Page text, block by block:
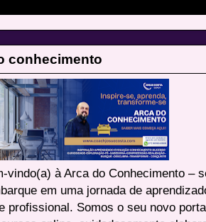
conhecimento
vindo(a) à Arca do Conhecimento –
em uma jornada de
profissional. Somos o seu novo